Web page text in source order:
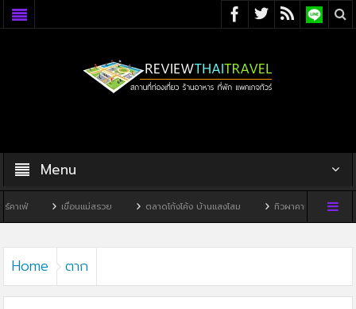
Menu
เขื่อนแม่สรวย ตลาดโก้งโค้ง บ้านแสงโสม ทิวผาคาเฟ่ บ้านพิพิธภัณฑ์ไท
Home ตาก